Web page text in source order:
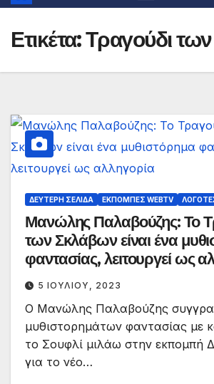
Ετικέτα:Τραγούδι
ΔΕΎΤΕΡΗ ΣΕΛΊΔΑ ΕΚΠΟΜΠΈΣ WEBTV
Μανώλης Παλαβούζης: Το
των Σκλάβων είναι ένα
φαντασίας, λειτουργεί ως
5 ΙΟΥΛΊΟΥ, 2023
Ο Μανώλης Παλαβούζης
μυθιστορημάτων φαντασίας με
το Σουφλί μιλάω στην εκπομπή
για το νέο…